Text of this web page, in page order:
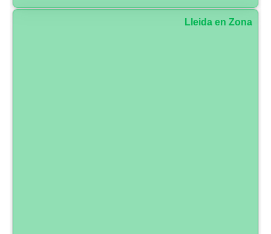
Lleida en Zona